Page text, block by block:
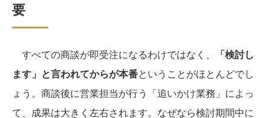
要
すべての商談が即受注になるわけではなく、
「検討し
ます」と言われてからが本番ということがほとんどでし
ょう。商談後に営業担当が行う「追いかけ業務」によっ
て、成果は大きく左右されます。なぜなら検討期間中に